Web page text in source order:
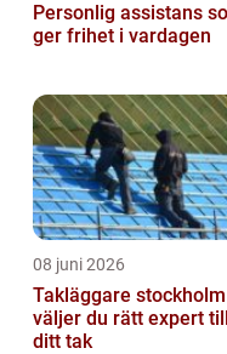
Personlig assistans
ger frihet i vardagen
08 juni 2026
Takläggare stockholm så
väljer du rätt expert till
ditt tak